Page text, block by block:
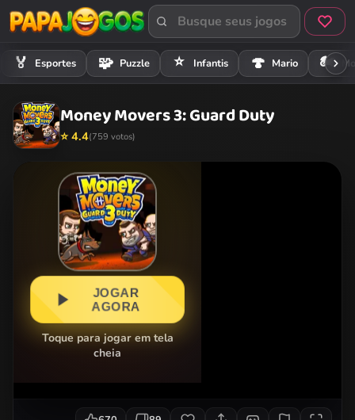
🏅 Esportes 🧩 Puzzle ⭐ Infantis 🍄 Mario 🏍️
Money Movers 3: Guard Duty
⭐ 4.4(759 votos)
JOGAR
AGORA
Toque para jogar em tela
cheia